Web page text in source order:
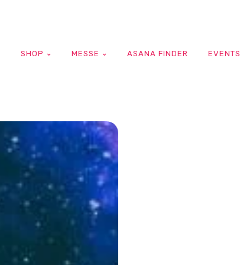
SHOP MESSE ASANA FINDER EVENTS